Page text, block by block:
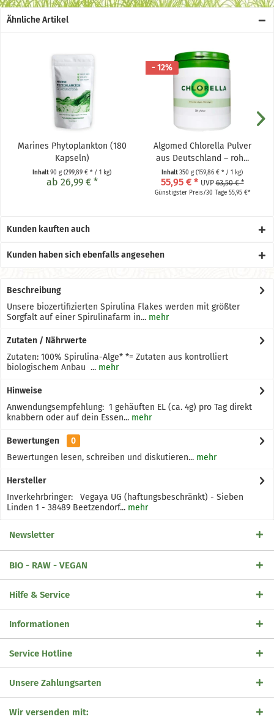
Ähnliche Artikel
Marines Phytoplankton (180
Kapseln)
Inhalt90 g (299,89 € * / 1 kg)
ab 26,99 € *
- 12%
Algomed Chlorella Pulver
aus Deutschland – roh...
Inhalt350 g (159,86 € * / 1 kg)
55,95 € * UVP63,50 € *
Günstigster Preis/30 Tage 55,95 €*
Kunden kauften auch
Kunden haben sich ebenfalls angesehen
Beschreibung
Unsere biozertifizierten Spirulina Flakes werden mit größter
Sorgfalt auf einer Spirulinafarm in... mehr
Zutaten / Nährwerte
Zutaten: 100% Spirulina-Alge* *= Zutaten aus kontrolliert
biologischem Anbau ... mehr
Hinweise
Anwendungsempfehlung: 1 gehäuften EL (ca. 4g) pro Tag direkt
knabbern oder auf dein Essen... mehr
Bewertungen
0
Bewertungen lesen, schreiben und diskutieren... mehr
Hersteller
Inverkehrbringer: Vegaya UG (haftungsbeschränkt) - Sieben
Linden 1 - 38489 Beetzendorf... mehr
Newsletter
BIO - RAW - VEGAN
Hilfe & Service
Informationen
Service Hotline
Unsere Zahlungsarten
Wir versenden mit: